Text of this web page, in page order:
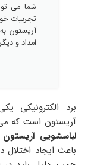
شما می
تجربیات
آریستون
امداد و
برد الکترونیکی
آریستون است که می
لباسشویی آریستون
باعث ایجاد